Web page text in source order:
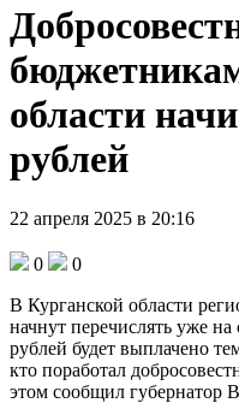
области
рублей
22 апреля 2025 в 20:16
0
0
В Курганской области
начнут перечислять уже
рублей будет выплачено
кто поработал
этом сообщил губернатор